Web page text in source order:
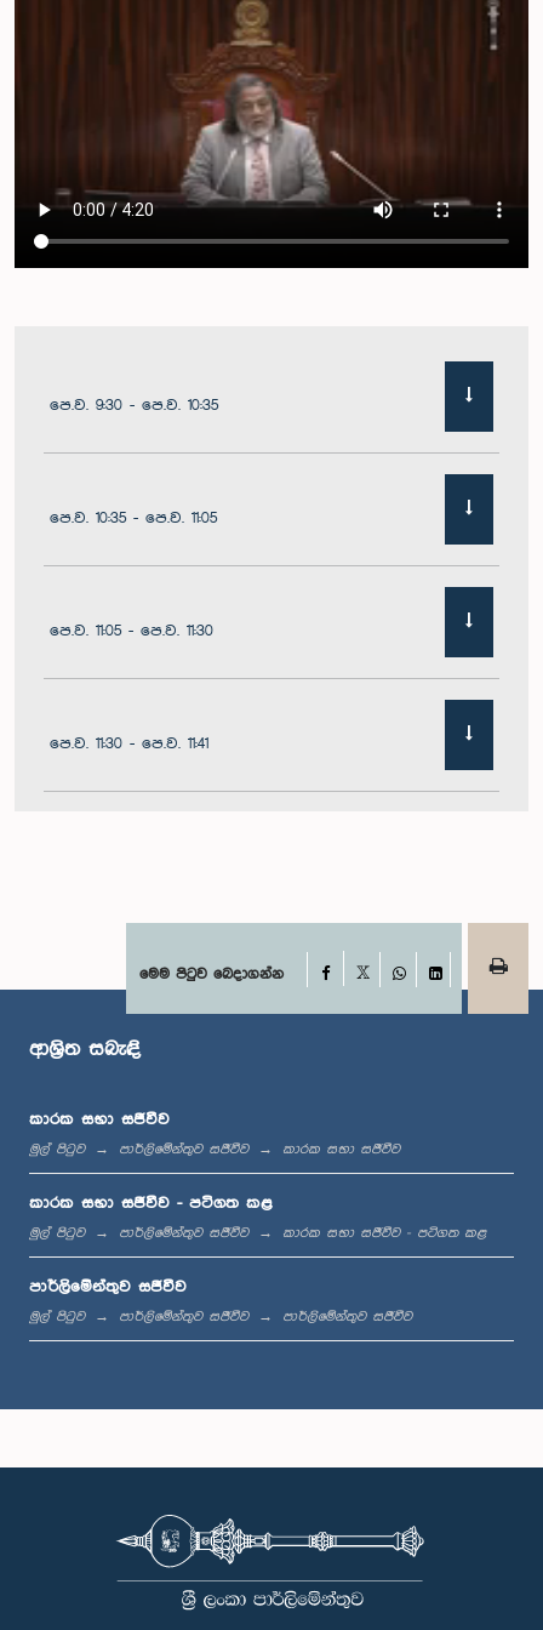
පෙ.ව. 9:30 - පෙ.ව. 10:35
පෙ.ව. 10:35 - පෙ.ව. 11:05
පෙ.ව. 11:05 - පෙ.ව. 11:30
පෙ.ව. 11:30 - පෙ.ව. 11:41
පෙ.ව. 11:54 - ප.ව. 12:10
ප.ව. 12:23 - ප.ව. 12:32
ප.ව. 1:00 - ප.ව. 1:09
ප.ව. 1:18 - ප.ව. 1:23
මෙම පිටුව බෙදාගන්න Facebook
WhatsApp
LinkedIn
ආශ්‍රිත සබැඳි
කාරක සභා සජීවීව
මුල් පිටුව පාර්ලිමේන්තුව සජීවීව කාරක සභා සජීවීව
කාරක සභා සජීවීව - පටිගත කළ
මුල් පිටුව පාර්ලිමේන්තුව සජීවීව කාරක සභා සජීවීව - පටිගත කළ
පාර්ලිමේන්තුව සජීවීව
මුල් පිටුව පාර්ලිමේන්තුව සජීවීව පාර්ලිමේන්තුව සජීවීව